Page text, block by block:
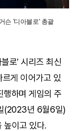
슨 '디아블로' 총괄
로' 시리즈 최신
게 이어가고 있
행하며 게임의 주
(2023년 6월6일)
높이고 있다.